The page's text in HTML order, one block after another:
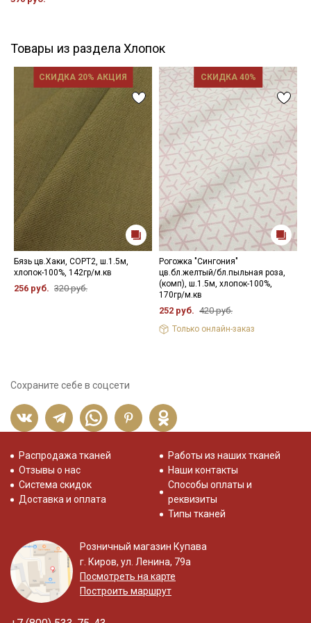
Товары из раздела Хлопок
СКИДКА 20% АКЦИЯ
Бязь цв.Хаки, СОРТ2, ш.1.5м,
хлопок-100%, 142гр/м.кв
256 руб. 320 руб.
СКИДКА 40%
Рогожка "Сингония"
цв.бл.желтый/бл.пыльная роза,
(комп), ш.1.5м, хлопок-100%,
170гр/м.кв
252 руб. 420 руб.
Только онлайн-заказ
Сохраните себе в соцсети
Распродажа тканей
Отзывы о нас
Система скидок
Доставка и оплата
Работы из наших тканей
Наши контакты
Способы оплаты и
реквизиты
Типы тканей
Розничный магазин Купава
г. Киров, ул. Ленина, 79а
Посмотреть на карте
Построить маршрут